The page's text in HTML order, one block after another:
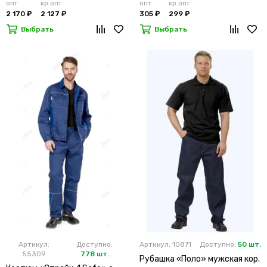
опт
2 170 ₽
кр.опт
2 127 ₽
Выбрать
опт
305 ₽
кр.опт
299 ₽
Выбрать
Артикул:
55309
Доступно:
778 шт.
Артикул: 10871 Доступно: 50 шт.
Рубашка «Поло» мужская кор.